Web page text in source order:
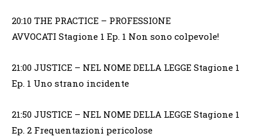
20:10 THE PRACTICE – PROFESSIONE
AVVOCATI Stagione 1 Ep. 1 Non sono colpevole!
21:00 JUSTICE – NEL NOME DELLA LEGGE Stagione 1
Ep. 1 Uno strano incidente
21:50 JUSTICE – NEL NOME DELLA LEGGE Stagione 1
Ep. 2 Frequentazioni pericolose